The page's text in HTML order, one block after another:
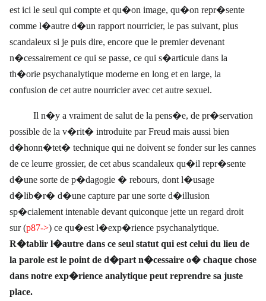
est ici le seul qui compte et qu�on image, qu�on repr�sente
comme l�autre d�un rapport nourricier, le pas suivant, plus
scandaleux si je puis dire, encore que le premier devenant
n�cessairement ce qui se passe, ce qui s�articule dans la
th�orie psychanalytique moderne en long et en large, la
confusion de cet autre nourricier avec cet autre sexuel.
Il n�y a vraiment de salut de la pens�e, de pr�servation
possible de la v�rit� introduite par Freud mais aussi bien
d�honn�tet� technique qui ne doivent se fonder sur les cannes
de ce leurre grossier, de cet abus scandaleux qu�il repr�sente
d�une sorte de p�dagogie � rebours, dont l�usage
d�lib�r� d�une capture par une sorte d�illusion
sp�cialement intenable devant quiconque jette un regard droit
sur (p87->) ce qu�est l�exp�rience psychanalytique.
R�tablir l�autre dans ce seul statut qui est celui du lieu de
la parole est le point de d�part n�cessaire o� chaque chose
dans notre exp�rience analytique peut reprendre sa juste
place.